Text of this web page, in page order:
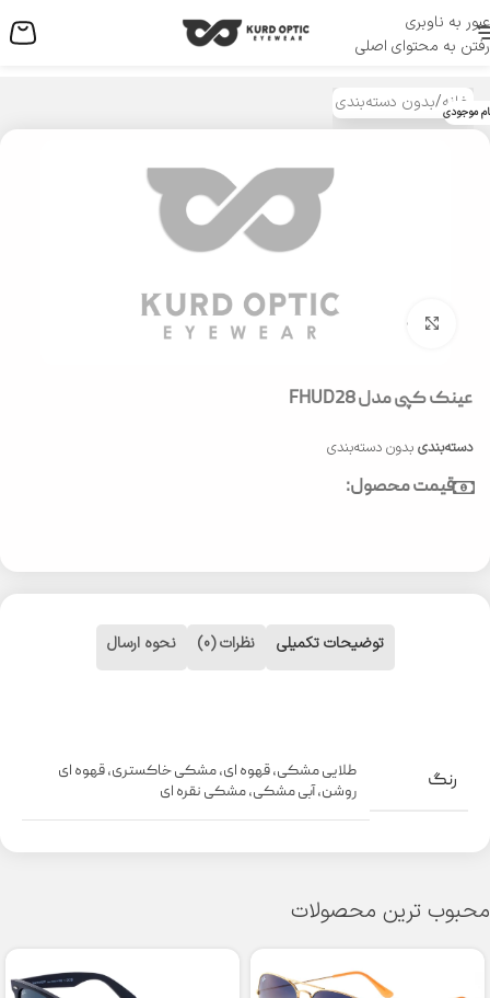
عبور به ناوبری
رفتن به محتوای اصلی
منو
خانه/بدون دسته‌بندی موجودی
بزرگنمایی تصویر
عینک کپی مدل FHUD28
دسته‌بندی بدون دسته‌بندی
قیمت محصول:
توضیحات تکمیلی نظرات (0) نحوه ارسال
رنگ طلایی مشکی,قهوه ای,مشکی خاکستری,قهوه ای
روشن,آبی مشکی,مشکی نقره ای
محبوب ترین محصولات